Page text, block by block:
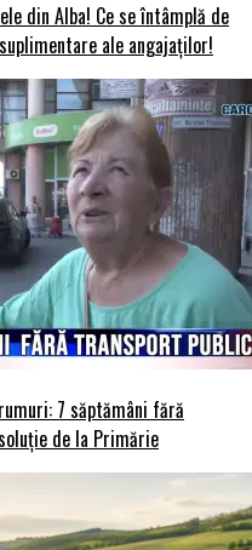
din Alba! Ce se întâmplă de
ale angajaților!
7 săptămâni fără
de la Primărie